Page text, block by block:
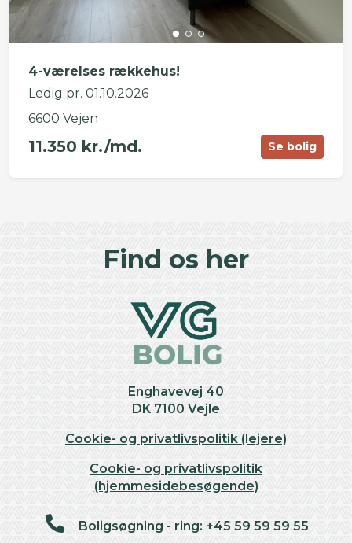
4-værelses rækkehus!
Ledig pr. 01.10.2026
6600 Vejen
11.350 kr./md. Se bolig
Find os her
Enghavevej 40
DK 7100 Vejle
Cookie- og privatlivspolitik (lejere)
Cookie- og privatlivspolitik
(hjemmesidebesøgende)
Boligsøgning - ring: +45 59 59 59 55